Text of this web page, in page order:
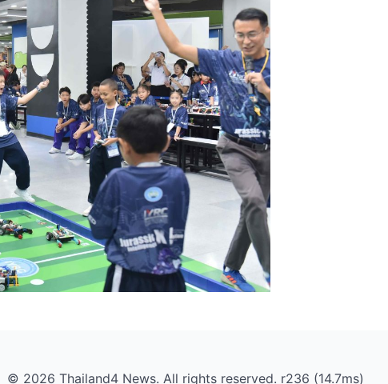
© 2026 Thailand4 News. All rights reserved. r236 (14.7ms)